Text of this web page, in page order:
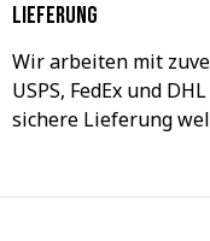
Lieferung
Wir arbeiten mit
USPS, FedEx und
sichere Lieferung